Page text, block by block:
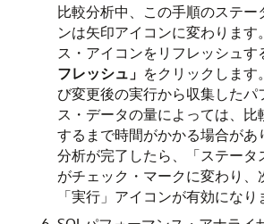
比較分析中、この手順のステー
ンは矢印アイコンに変わります
ス・アイコンをリフレッシュす
フレッシュ」 をクリックします
び変更後の実行から収集したパ
ス・データの量によっては、比
するまで時間がかかる場合があ
分析が完了したら、「ステータ
がチェック・マークに変わり、
「実行」アイコンが有効になり